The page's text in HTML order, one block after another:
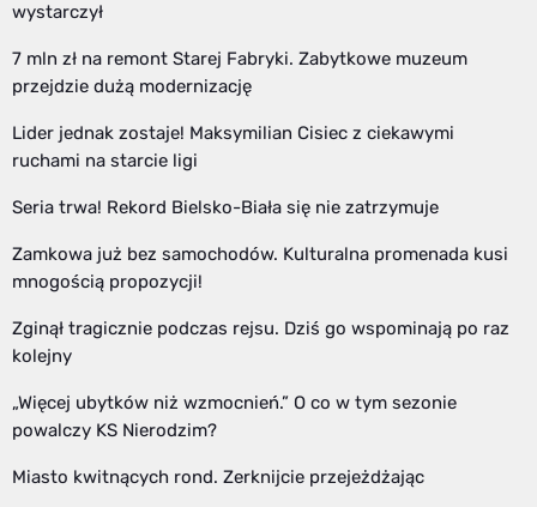
wystarczył
7 mln zł na remont Starej Fabryki. Zabytkowe muzeum
przejdzie dużą modernizację
Lider jednak zostaje! Maksymilian Cisiec z ciekawymi
ruchami na starcie ligi
Seria trwa! Rekord Bielsko-Biała się nie zatrzymuje
Zamkowa już bez samochodów. Kulturalna promenada kusi
mnogością propozycji!
Zginął tragicznie podczas rejsu. Dziś go wspominają po raz
kolejny
„Więcej ubytków niż wzmocnień.” O co w tym sezonie
powalczy KS Nierodzim?
Miasto kwitnących rond. Zerknijcie przejeżdżając